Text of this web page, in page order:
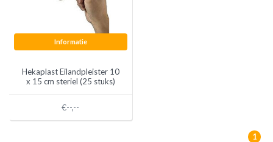
Informatie
Hekaplast Eilandpleister 10
x 15 cm steriel (25 stuks)
€--,--
1